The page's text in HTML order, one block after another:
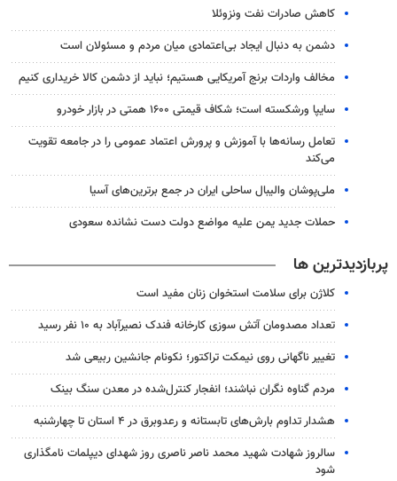
کاهش صادرات نفت ونزوئلا
دشمن به دنبال ایجاد بی‌اعتمادی میان مردم و مسئولان است
مخالف واردات برنج آمریکایی هستیم؛ نباید از دشمن کالا خریداری کنیم
سایپا ورشکسته است؛ شکاف قیمتی ۱۶۰۰ همتی در بازار خودرو
تعامل رسانه‌ها با آموزش و پرورش اعتماد عمومی را در جامعه تقویت
می‌کند
ملی‌پوشان والیبال ساحلی ایران در جمع برترین‌های آسیا
حملات جدید یمن علیه مواضع دولت دست نشانده سعودی
پربازدیدترین ها
کلاژن برای سلامت استخوان زنان مفید است
تعداد مصدومان آتش سوزی کارخانه فندک نصیرآباد به ۱۰ نفر رسید
تغییر ناگهانی روی نیمکت تراکتور؛ نکونام جانشین ربیعی شد
مردم گناوه نگران نباشند؛ انفجار کنترل‌شده در معدن سنگ بینک
هشدار تداوم بارش‌های تابستانه و رعدوبرق در ۴ استان تا چهارشنبه
سالروز شهادت شهید محمد ناصر ناصری روز شهدای دیپلمات نامگذاری
شود